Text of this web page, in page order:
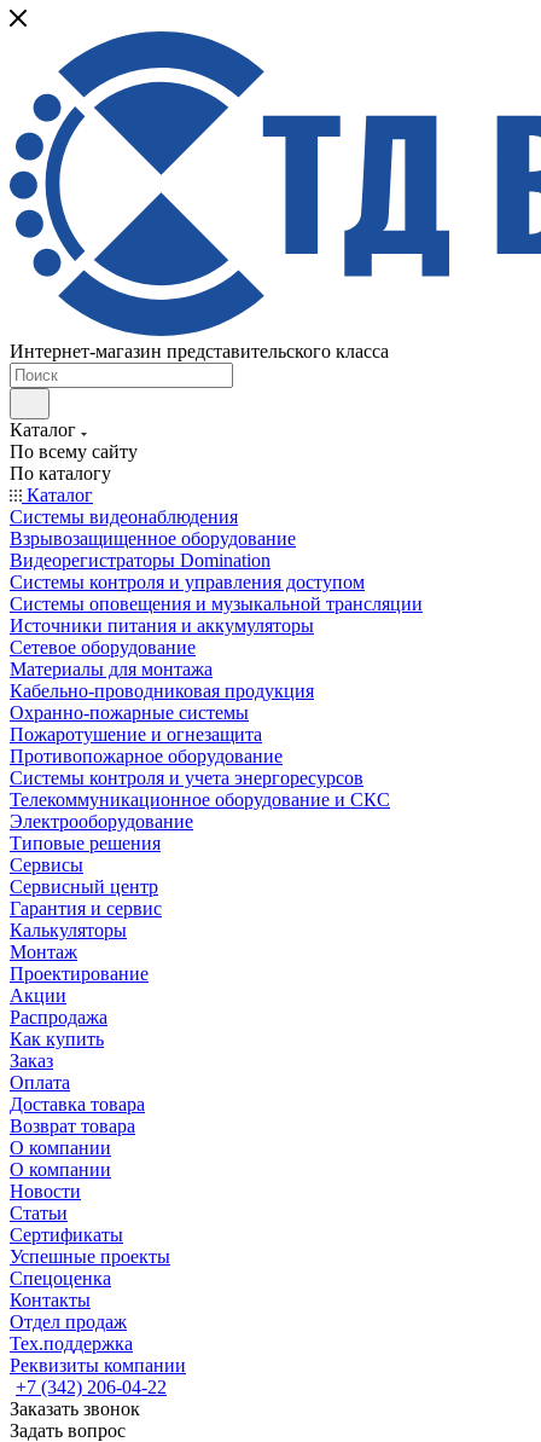
Интернет-магазин представительского класса
Каталог
По всему сайту
По каталогу
Каталог
Системы видеонаблюдения
Взрывозащищенное оборудование
Видеорегистраторы Domination
Системы контроля и управления доступом
Системы оповещения и музыкальной трансляции
Источники питания и аккумуляторы
Сетевое оборудование
Материалы для монтажа
Кабельно-проводниковая продукция
Охранно-пожарные системы
Пожаротушение и огнезащита
Противопожарное оборудование
Системы контроля и учета энергоресурсов
Телекоммуникационное оборудование и СКС
Электрооборудование
Типовые решения
Сервисы
Сервисный центр
Гарантия и сервис
Калькуляторы
Монтаж
Проектирование
Акции
Распродажа
Как купить
Заказ
Оплата
Доставка товара
Возврат товара
О компании
О компании
Новости
Статьи
Сертификаты
Успешные проекты
Спецоценка
Контакты
Отдел продаж
Тех.поддержка
Реквизиты компании
+7 (342) 206-04-22
Заказать звонок
Задать вопрос